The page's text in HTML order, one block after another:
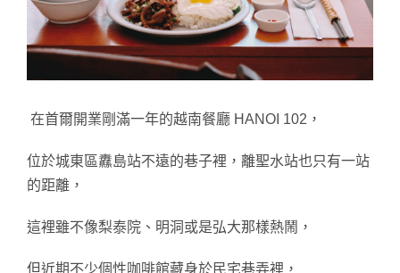
在首爾開業剛滿一年的越南餐廳 HANOI 102，
位於城東區纛島站不遠的巷子裡，離聖水站也只有一站
的距離，
這裡雖不像梨泰院、明洞或是弘大那樣熱鬧，
但近期不少個性咖啡館藏身於民宅巷弄裡，